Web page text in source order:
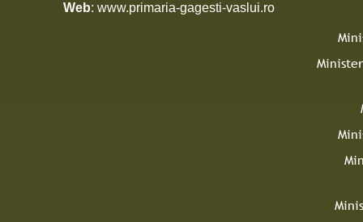
Web: www.primaria-gagesti-vaslui.ro